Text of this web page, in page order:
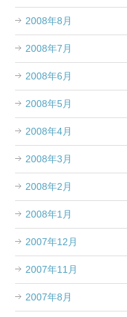
2008年8月
2008年7月
2008年6月
2008年5月
2008年4月
2008年3月
2008年2月
2008年1月
2007年12月
2007年11月
2007年8月